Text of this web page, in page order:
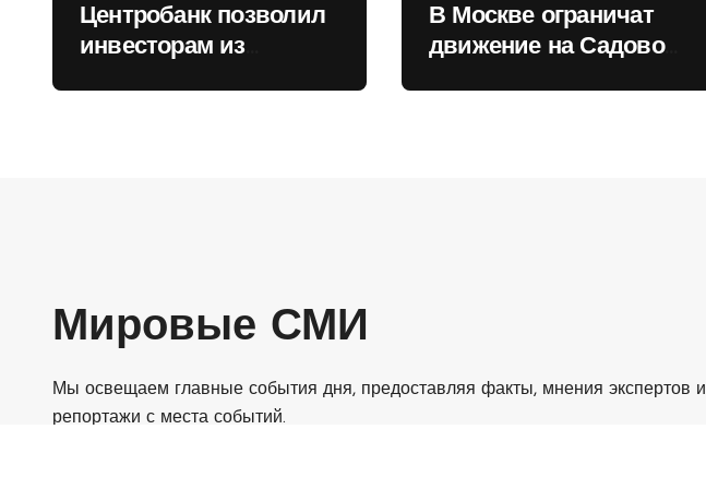
Центробанк позволил
инвесторам из
В Москве ограничат
движение на Садовом
Мировые СМИ
Мы освещаем главные события дня, предоставляя факты, мнения экспертов и
репортажи с места событий.